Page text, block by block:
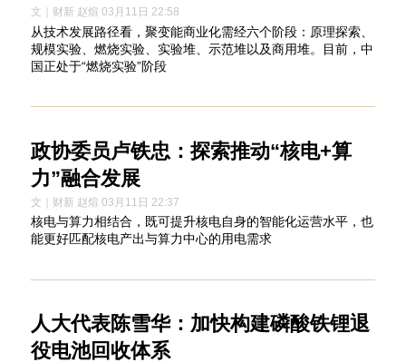
文｜财新 赵煊 03月11日 22:58
从技术发展路径看，聚变能商业化需经六个阶段：原理探索、
规模实验、燃烧实验、实验堆、示范堆以及商用堆。目前，中
国正处于“燃烧实验”阶段
政协委员卢铁忠：探索推动“核电+算
力”融合发展
文｜财新 赵煊 03月11日 22:37
核电与算力相结合，既可提升核电自身的智能化运营水平，也
能更好匹配核电产出与算力中心的用电需求
人大代表陈雪华：加快构建磷酸铁锂退
役电池回收体系